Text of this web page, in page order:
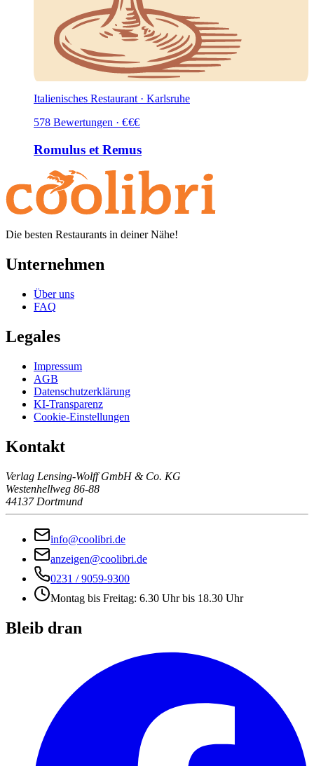
Italienisches Restaurant · Karlsruhe
578 Bewertungen · €€€
Romulus et Remus
Die besten Restaurants in deiner Nähe!
Unternehmen
Über uns
FAQ
Legales
Impressum
AGB
Datenschutzerklärung
KI-Transparenz
Cookie-Einstellungen
Kontakt
Verlag Lensing-Wolff GmbH & Co. KG
Westenhellweg 86-88
44137 Dortmund
info@coolibri.de
anzeigen@coolibri.de
0231 / 9059-9300
Montag bis Freitag: 6.30 Uhr bis 18.30 Uhr
Bleib dran